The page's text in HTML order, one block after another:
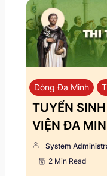
Dòng Đa Minh
TUYỂN
VIỆN ĐA
System
2 Min Read